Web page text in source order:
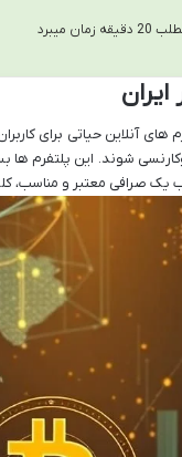
میبرد
آنلاین حیاتی برای
شوند. این پلتفرم ها
یک صرافی معتبر و مناسب،